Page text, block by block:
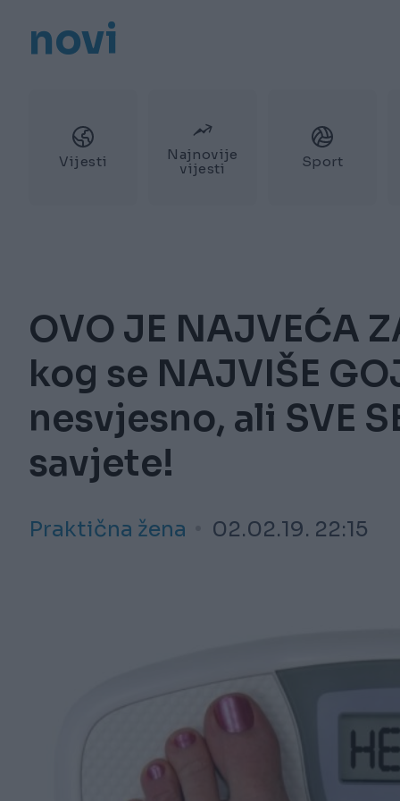
novi
Vijesti
Najnovije
vijesti
Sport
OVO JE NAJVEĆA
kog se NAJVIŠE
nesvjesno, ali SVE
savjete!
Praktična žena 02.02.19. 22:15